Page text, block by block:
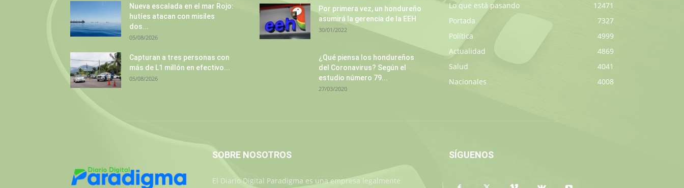
Nueva escalada en el mar Rojo:
hutíes atacan con misiles
dos...
05/08/2026
Capturan a tres personas con
más de L1 millón en efectivo...
05/08/2026
Por primera vez, un hondureño
asumirá la gerencia de la EEH
30/01/2022
¿Qué piensa los hondureños
del Coronavirus? Según el
estudio número 79...
27/03/2020
Lo que está pasando
12471
Portada
7327
Política
4999
Actualidad
4869
Salud
4041
Nacionales
4008
SOBRE NOSOTROS
El Diario Digital Paradigma es una empresa legalmente
SÍGUENOS